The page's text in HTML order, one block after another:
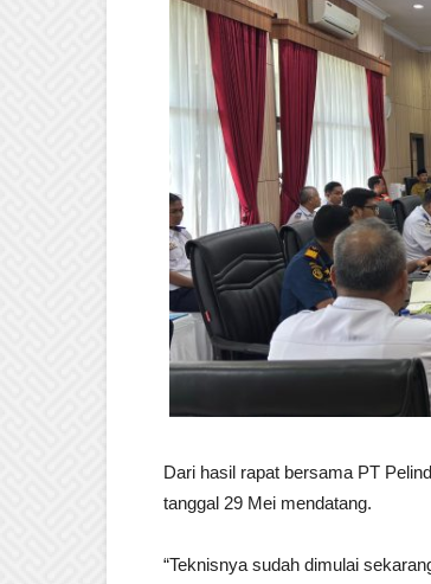
Dari hasil rapat bersama PT
tanggal 29 Mei mendatang.
“Teknisnya sudah dimulai